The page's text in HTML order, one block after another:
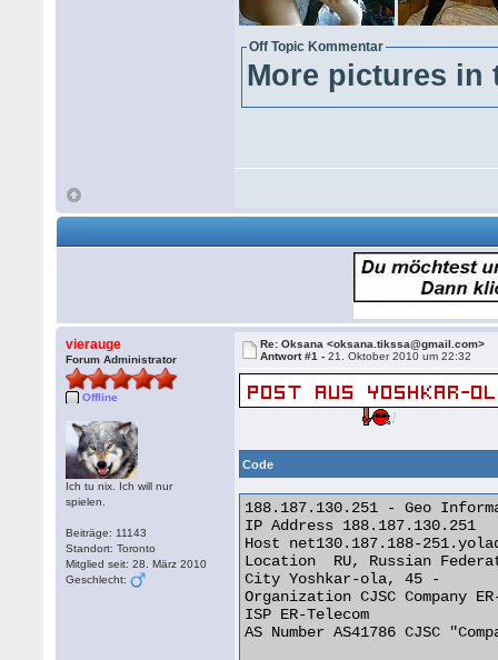
Off Topic Kommentar
More pictures in
vierauge
Forum Administrator
Offline
Ich tu nix. Ich will nur
spielen.
Beiträge: 11143
Standort: Toronto
Mitglied seit: 28. März 2010
Geschlecht:
Re: Oksana <oksana.tikssa@gmail.com>
Antwort #1 -21. Oktober 2010 um 22:32
Code
188.187.130.251 - Geo
IP Address 188.187.130.251
Host net130.187.188-
Location  RU, Russian
City Yoshkar-ola, 45 -
Organization CJSC Company
ISP ER-Telecom
AS Number AS41786 CJSC